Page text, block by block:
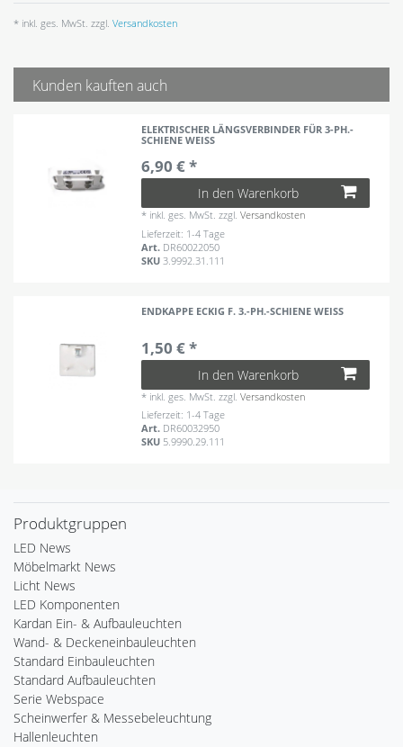
* inkl. ges. MwSt. zzgl. Versandkosten
Kunden kauften auch
ELEKTRISCHER LÄNGSVERBINDER FÜR 3-PH.-
SCHIENE WEISS
6,90 € *
In den Warenkorb
* inkl. ges. MwSt. zzgl.Versandkosten
Lieferzeit: 1-4 Tage
Art. DR60022050
SKU 3.9992.31.111
ENDKAPPE ECKIG F. 3.-PH.-SCHIENE WEISS
1,50 € *
In den Warenkorb
* inkl. ges. MwSt. zzgl.Versandkosten
Lieferzeit: 1-4 Tage
Art. DR60032950
SKU 5.9990.29.111
Produktgruppen
LED News
Möbelmarkt News
Licht News
LED Komponenten
Kardan Ein- & Aufbauleuchten
Wand- & Deckeneinbauleuchten
Standard Einbauleuchten
Standard Aufbauleuchten
Serie Webspace
Scheinwerfer & Messebeleuchtung
Hallenleuchten